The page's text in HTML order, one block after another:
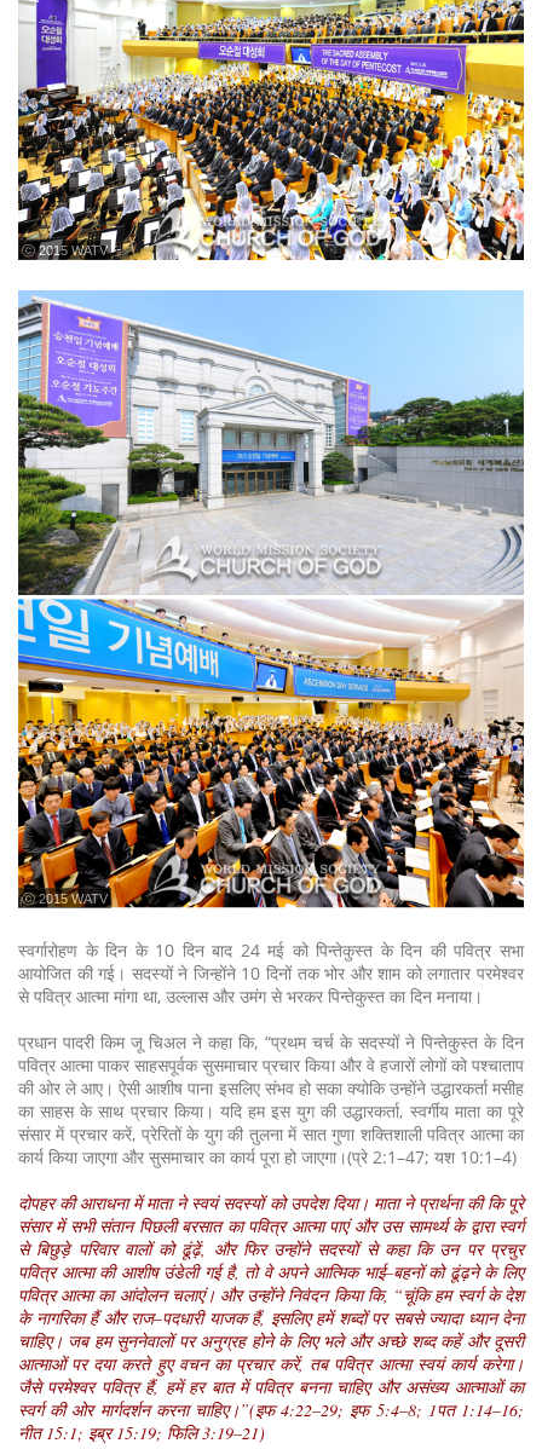
ⓒ 2015 WATV
ⓒ 2015 WATV
स्वर्गारोहण के दिन के 10 दिन बाद 24 मई को पिन्तेकुस्त के दिन की पवित्र सभा
आयोजित की गई। सदस्यों ने जिन्होंने 10 दिनों तक भोर और शाम को लगातार परमेश्वर
से पवित्र आत्मा मांगा था, उल्लास और उमंग से भरकर पिन्तेकुस्त का दिन मनाया।
प्रधान पादरी किम जू चिअल ने कहा कि, “प्रथम चर्च के सदस्यों ने पिन्तेकुस्त के दिन
पवित्र आत्मा पाकर साहसपूर्वक सुसमाचार प्रचार किया और वे हजारों लोगों को पश्चाताप
की ओर ले आए। ऐसी आशीष पाना इसलिए संभव हो सका क्योकि उन्होंने उद्धारकर्ता मसीह
का साहस के साथ प्रचार किया। यदि हम इस युग की उद्धारकर्ता, स्वर्गीय माता का पूरे
संसार में प्रचार करें, प्रेरितों के युग की तुलना में सात गुणा शक्तिशाली पवित्र आत्मा का
कार्य किया जाएगा और सुसमाचार का कार्य पूरा हो जाएगा।(प्रे 2:1–47; यश 10:1–4)
दोपहर की आराधना में माता ने स्वयं सदस्यों को उपदेश दिया। माता ने प्रार्थना की कि पूरे
संसार में सभी संतान पिछली बरसात का पवित्र आत्मा पाएं और उस सामर्थ्य के द्वारा स्वर्ग
से बिछुड़े परिवार वालों को ढूंढ़ें, और फिर उन्होंने सदस्यों से कहा कि उन पर प्रचुर
पवित्र आत्मा की आशीष उंडेली गई है, तो वे अपने आत्मिक भाई–बहनों को ढूंढ़ने के लिए
पवित्र आत्मा का आंदोलन चलाएं। और उन्होंने निवेदन किया कि, “चूंकि हम स्वर्ग के देश
के नागरिका हैं और राज–पदधारी याजक हैं, इसलिए हमें शब्दों पर सबसे ज्यादा ध्यान देना
चाहिए। जब हम सुननेवालों पर अनुग्रह होने के लिए भले और अच्छे शब्द कहें और दूसरी
आत्माओं पर दया करते हुए वचन का प्रचार करें, तब पवित्र आत्मा स्वयं कार्य करेगा।
जैसे परमेश्वर पवित्र हैं, हमें हर बात में पवित्र बनना चाहिए और असंख्य आत्माओं का
स्वर्ग की ओर मार्गदर्शन करना चाहिए।”(इफ 4:22–29; इफ 5:4–8; 1पत 1:14–16;
नीत 15:1; इब्र 15:19; फिलि 3:19–21)